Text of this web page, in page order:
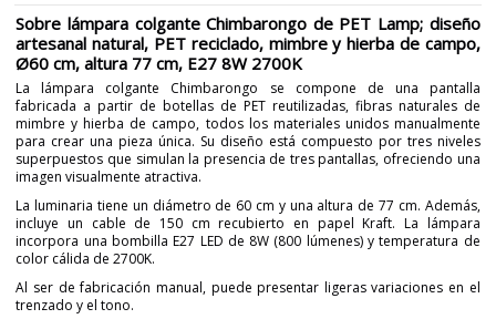
Sobre lámpara colgante Chimbarongo de PET Lamp; diseño
artesanal natural, PET reciclado, mimbre y hierba de campo,
Ø60 cm, altura 77 cm, E27 8W 2700K
La lámpara colgante Chimbarongo se compone de una pantalla
fabricada a partir de botellas de PET reutilizadas, fibras naturales de
mimbre y hierba de campo, todos los materiales unidos manualmente
para crear una pieza única. Su diseño está compuesto por tres niveles
superpuestos que simulan la presencia de tres pantallas, ofreciendo una
imagen visualmente atractiva.
La luminaria tiene un diámetro de 60 cm y una altura de 77 cm. Además,
incluye un cable de 150 cm recubierto en papel Kraft. La lámpara
incorpora una bombilla E27 LED de 8W (800 lúmenes) y temperatura de
color cálida de 2700K.
Al ser de fabricación manual, puede presentar ligeras variaciones en el
trenzado y el tono.